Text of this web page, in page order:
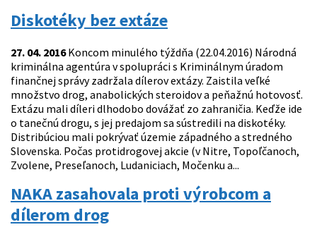
Diskotéky bez extáze
27. 04. 2016Koncom minulého týždňa (22.04.2016) Národná
kriminálna agentúra v spolupráci s Kriminálnym úradom
finančnej správy zadržala dílerov extázy. Zaistila veľké
množstvo drog, anabolických steroidov a peňažnú hotovosť.
Extázu mali díleri dlhodobo dovážať zo zahraničia. Keďže ide
o tanečnú drogu, s jej predajom sa sústredili na diskotéky.
Distribúciou mali pokrývať územie západného a stredného
Slovenska. Počas protidrogovej akcie (v Nitre, Topoľčanoch,
Zvolene, Preseľanoch, Ludaniciach, Močenku a...
NAKA zasahovala proti výrobcom a
dílerom drog